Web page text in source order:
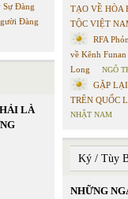
Đàng
Đàng
LÀ
TẠO VỀ HÒA
TỘC VIỆT
RFA
về Kênh
Long
NGÔ
GẶP
TRÊN QUỐC
NHẬT NAM
Ký / Tùy
NHỮNG